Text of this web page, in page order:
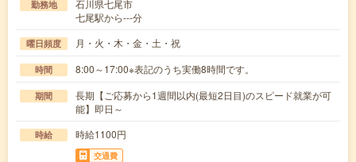
勤務地
石川県七尾市
七尾駅から---分
曜日頻度 月・火・木・金・土・祝
時間 8:00～17:00※表記のうち実働8時間です。
期間
長期【ご応募から1週間以内(最短2日目)のスピード就業が可
能】即日～
時給 時給1100円
交通費